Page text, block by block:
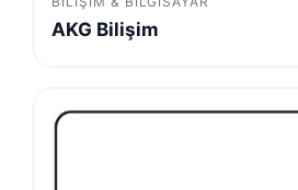
AKG Bilişim